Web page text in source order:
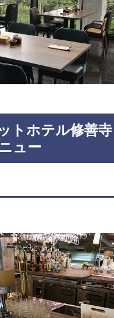
トホテル修善
ュー